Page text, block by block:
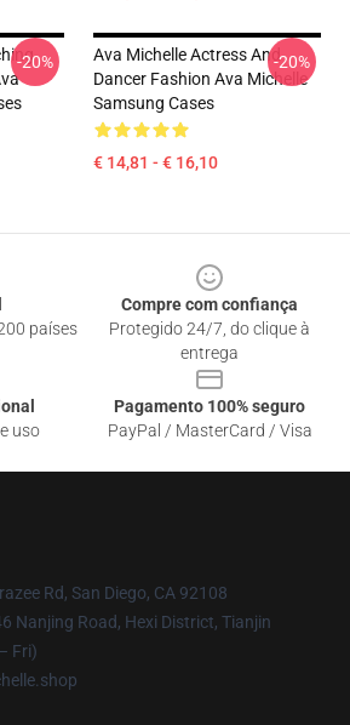
-20%
Ava Michelle Actress And
Dancer Fashion Ava Michelle
Samsung Cases
€ 14,81 - € 16,10
-20%
países
Compre com confiança
Protegido 24/7, do clique à
entrega
uso
Pagamento 100% seguro
PayPal / MasterCard / Visa
Rd, San Diego, CA 92108
Nanjing Road, Hexi District, Tianjin
Fri)